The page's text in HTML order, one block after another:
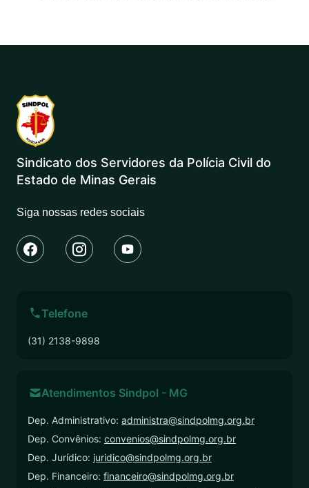
Sindicato dos Servidores da Polícia Civil do
Estado de Minas Gerais
Siga nossas redes sociais
Telefone
(31) 2138-9898
Atendimentos Sindpol - MG
Dep. Administrativo: administra@sindpolmg.org.br
Dep. Convênios: convenios@sindpolmg.org.br
Dep. Jurídico: juridico@sindpolmg.org.br
Dep. Financeiro: financeiro@sindpolmg.org.br